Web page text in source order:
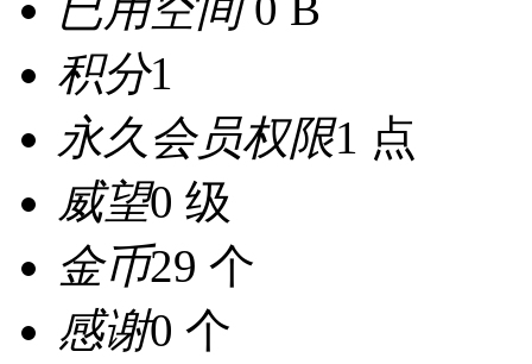
积分1
永久会员权限1 点
威望0 级
金币29 个
感谢0 个